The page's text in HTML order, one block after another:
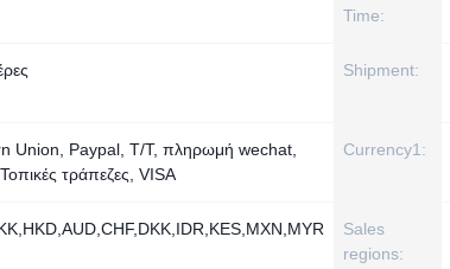
Time:
Shipment:
Union, Paypal, T/T, πληρωμή wechat,
τράπεζες, VISA
Currency1:
Sales
regions: